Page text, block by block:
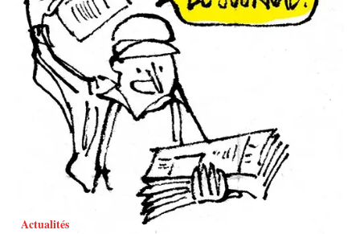
Actualités